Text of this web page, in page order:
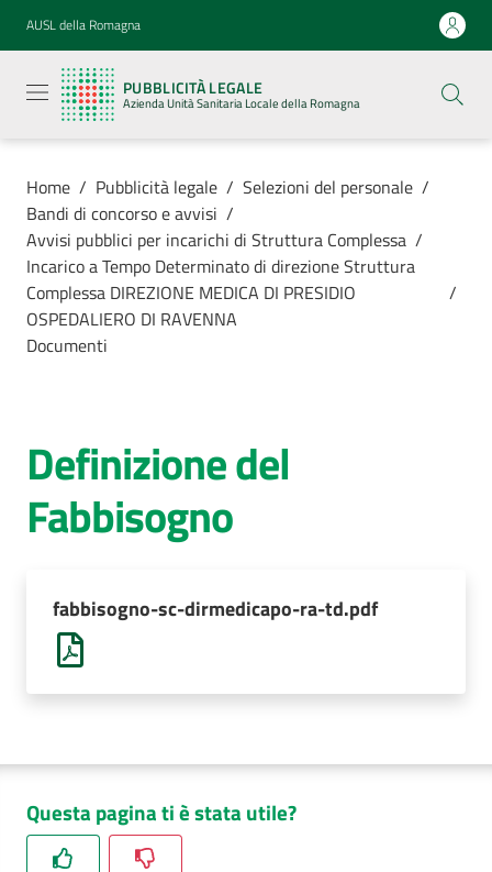
Vai al contenuto
Vai alla navigazione
Vai al footer
AUSL della Romagna
PUBBLICITÀ LEGALE
Azienda Unità Sanitaria Locale della Romagna
legale
Azienda
Unità
Locale della
Azienda
cura
AUSL
Home / Pubblicità legale / Selezioni del personale /
Bandi di concorso e avvisi /
Avvisi pubblici per incarichi di Struttura Complessa /
Incarico a Tempo Determinato di direzione Struttura
Complessa DIREZIONE MEDICA DI PRESIDIO
OSPEDALIERO DI RAVENNA
/
Documenti
Definizione del
Fabbisogno
fabbisogno-sc-dirmedicapo-ra-td.pdf
Questa pagina ti è stata utile?